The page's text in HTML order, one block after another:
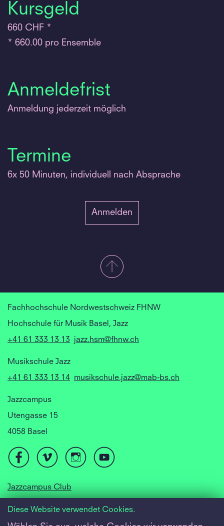
Kursgeld
660 CHF *
* 660.00 pro Ensemble
Anmeldefrist
Anmeldung jederzeit möglich
Termine
6x 50 Minuten, individuell nach Absprache
Anmelden
Fachhochschule Nordwestschweiz FHNW
Hochschule für Musik Basel, Jazz
+41 61 333 13 13
jazz.hsm@fhnw.ch
Musikschule Jazz
+41 61 333 13 14 musikschule.jazz@mab-bs.ch
Jazzcampus
Utengasse 15
4058 Basel
Jazzcampus Club
Diese Website verwendet Cookies.